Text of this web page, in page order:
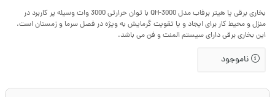
بخاری برقی یا هیتر برفاب مدل QH-3000 با توان حرارتی 3000 وات وسیله پر کاربرد در
منزل و محیط کار برای ایجاد و یا تقویت گرمایش به ویژه در فصل سرما و زمستان است.
این بخاری برقی دارای سیستم المنت و فن می باشد.
ناموجود